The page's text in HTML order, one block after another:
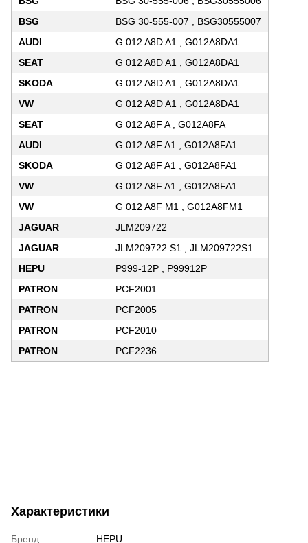
BSG
BSG 30-555-007 , BSG30555007
AUDI
G 012 A8D A1 , G012A8DA1
SEAT
G 012 A8D A1 , G012A8DA1
SKODA
G 012 A8D A1 , G012A8DA1
VW
G 012 A8D A1 , G012A8DA1
SEAT
G 012 A8F A , G012A8FA
AUDI
G 012 A8F A1 , G012A8FA1
SKODA
G 012 A8F A1 , G012A8FA1
VW
G 012 A8F A1 , G012A8FA1
VW
G 012 A8F M1 , G012A8FM1
JAGUAR
JLM209722
JAGUAR
JLM209722 S1 , JLM209722S1
HEPU
P999-12P , P99912P
PATRON
PCF2001
PATRON
PCF2005
PATRON
PCF2010
PATRON
PCF2236
Характеристики
Бренд
HEPU